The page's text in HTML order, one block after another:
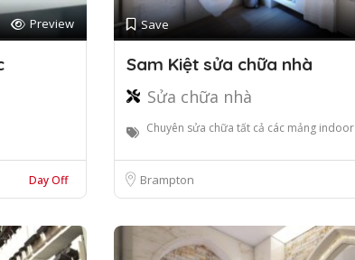
Preview
Day Off
Save
Sam Kiệt sửa chữa nhà
Sửa chữa nhà
Chuyên sửa chữa tất cả các mảng indoor
Brampton